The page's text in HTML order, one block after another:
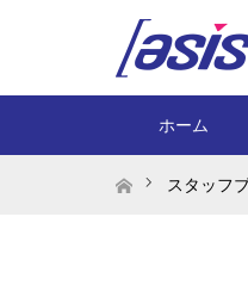
ホーム
ホームスタッフ